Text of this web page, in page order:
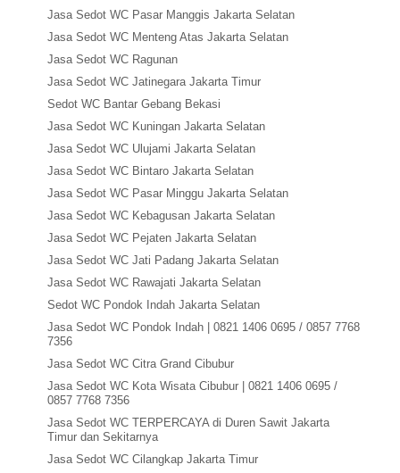
Jasa Sedot WC Pasar Manggis Jakarta Selatan
Jasa Sedot WC Menteng Atas Jakarta Selatan
Jasa Sedot WC Ragunan
Jasa Sedot WC Jatinegara Jakarta Timur
Sedot WC Bantar Gebang Bekasi
Jasa Sedot WC Kuningan Jakarta Selatan
Jasa Sedot WC Ulujami Jakarta Selatan
Jasa Sedot WC Bintaro Jakarta Selatan
Jasa Sedot WC Pasar Minggu Jakarta Selatan
Jasa Sedot WC Kebagusan Jakarta Selatan
Jasa Sedot WC Pejaten Jakarta Selatan
Jasa Sedot WC Jati Padang Jakarta Selatan
Jasa Sedot WC Rawajati Jakarta Selatan
Sedot WC Pondok Indah Jakarta Selatan
Jasa Sedot WC Pondok Indah | 0821 1406 0695 / 0857 7768
7356
Jasa Sedot WC Citra Grand Cibubur
Jasa Sedot WC Kota Wisata Cibubur | 0821 1406 0695 /
0857 7768 7356
Jasa Sedot WC TERPERCAYA di Duren Sawit Jakarta
Timur dan Sekitarnya
Jasa Sedot WC Cilangkap Jakarta Timur